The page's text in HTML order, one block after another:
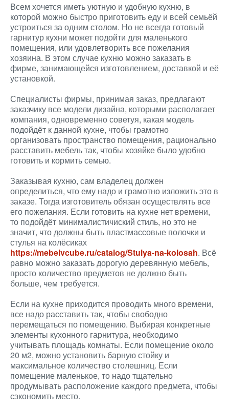
Всем хочется иметь уютную и удобную кухню, в
которой можно быстро приготовить еду и всей семьёй
устроиться за одним столом. Но не всегда готовый
гарнитур кухни может подойти для маленького
помещения, или удовлетворить все пожелания
хозяина. В этом случае кухню можно заказать в
фирме, занимающейся изготовлением, доставкой и её
установкой.
Специалисты фирмы, принимая заказ, предлагают
заказчику все модели дизайна, которыми располагает
компания, одновременно советуя, какая модель
подойдёт к данной кухне, чтобы грамотно
организовать пространство помещения, рационально
расставить мебель так, чтобы хозяйке было удобно
готовить и кормить семью.
Заказывая кухню, сам владелец должен
определиться, что ему надо и грамотно изложить это в
заказе. Тогда изготовитель обязан осуществлять все
его пожелания. Если готовить на кухне нет времени,
то подойдёт минималистичиский стиль, но это не
значит, что должны быть пластмассовые полочки и
стулья на колёсиках
https://mebelvcube.ru/catalog/Stulya-na-kolosah. Всё
равно можно заказать дорогую деревянную мебель,
просто количество предметов не должно быть
больше, чем требуется.
Если на кухне приходится проводить много времени,
все надо расставить так, чтобы свободно
перемещаться по помещению. Выбирая конкретные
элементы кухонного гарнитура, необходимо
учитывать площадь комнаты. Если помещение около
20 м2, можно установить барную стойку и
максимальное количество столешниц. Если
помещение маленькое, то надо тщательно
продумывать расположение каждого предмета, чтобы
сэкономить место.